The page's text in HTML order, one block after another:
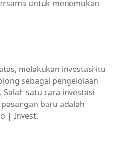
untuk menemukan
melakukan investasi itu
sebagai pengelolaan
satu cara investasi
baru adalah
| Invest.